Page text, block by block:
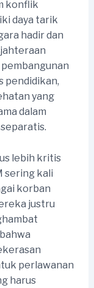
konflik
daya tarik
hadir dan
pendidikan,
yang
dalam
lebih kritis
sering kali
korban
justru
perlawanan
harus